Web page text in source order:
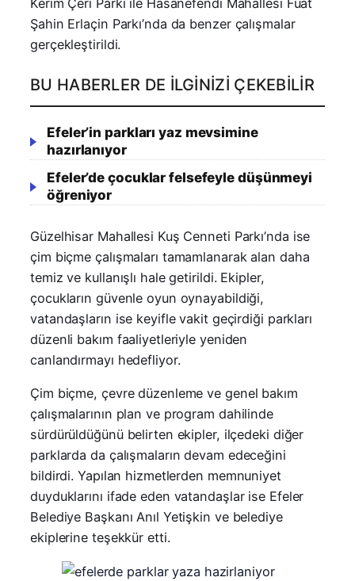
Kerim Çeri Parkı ile Hasanefendi Mahallesi Fuat
Şahin Erlaçin Parkı’nda da benzer çalışmalar
gerçekleştirildi.
BU HABERLER DE İLGINIZI ÇEKEBILIR
Efeler’in parkları yaz mevsimine
hazırlanıyor
Efeler’de çocuklar felsefeyle düşünmeyi
öğreniyor
Güzelhisar Mahallesi Kuş Cenneti Parkı’nda ise
çim biçme çalışmaları tamamlanarak alan daha
temiz ve kullanışlı hale getirildi. Ekipler,
çocukların güvenle oyun oynayabildiği,
vatandaşların ise keyifle vakit geçirdiği parkları
düzenli bakım faaliyetleriyle yeniden
canlandırmayı hedefliyor.
Çim biçme, çevre düzenleme ve genel bakım
çalışmalarının plan ve program dahilinde
sürdürüldüğünü belirten ekipler, ilçedeki diğer
parklarda da çalışmaların devam edeceğini
bildirdi. Yapılan hizmetlerden memnuniyet
duyduklarını ifade eden vatandaşlar ise Efeler
Belediye Başkanı Anıl Yetişkin ve belediye
ekiplerine teşekkür etti.